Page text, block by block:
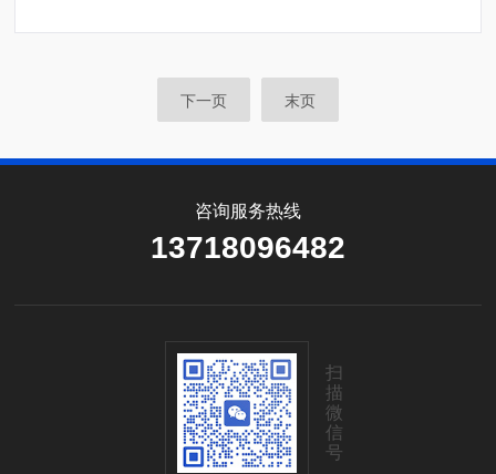
下一页 末页
咨询服务热线
13718096482
扫
描
微
信
号